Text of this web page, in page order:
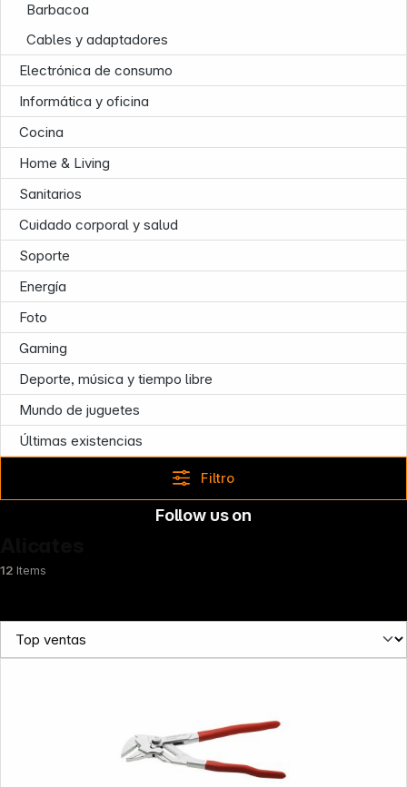
Barbacoa
Cables y adaptadores
Electrónica de consumo
Informática y oficina
Cocina
Home & Living
Sanitarios
Cuidado corporal y salud
Soporte
Energía
Foto
Gaming
Deporte, música y tiempo libre
Mundo de juguetes
Últimas existencias
Filtro
12 Items
News
Follow us on